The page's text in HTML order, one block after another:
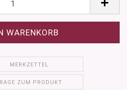
MERKZETTEL
ZUM PRODUKT